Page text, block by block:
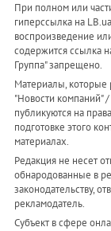
При полном или
гиперссылка на
воспроизведение
содержится ссылка
Группа" запрещено.
Материалы, которые
"Новости компаний"
публикуются на
подготовке этого
материалах.
Редакция не несет
обнародованные в
законодательству,
рекламодатель.
Субъект в сфере